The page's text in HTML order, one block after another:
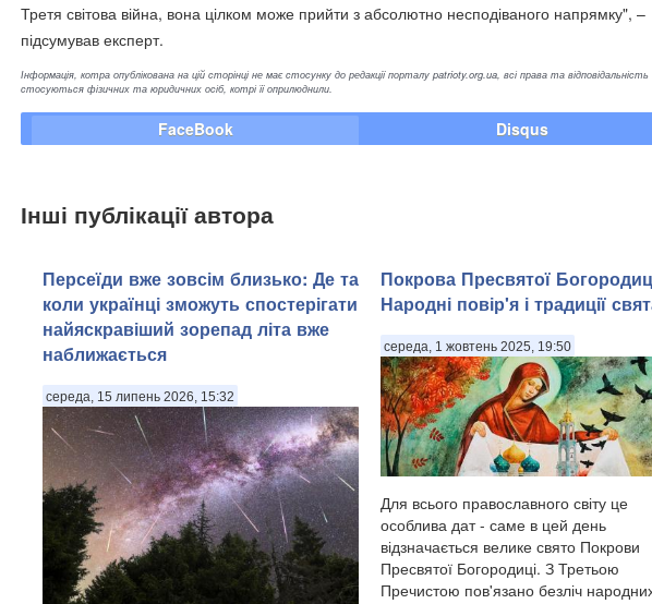
Третя світова війна, вона цілком може прийти з абсолютно несподіваного напрямку", –
підсумував експерт.
Інформація, котра опублікована на цій сторінці не має стосунку до редакції порталу patrioty.org.ua, всі права та відповідальність
стосуються фізичних та юридичних осіб, котрі її оприлюднили.
FaceBook Disqus
Інші публікації автора
Персеїди вже зовсім близько: Де та
коли українці зможуть спостерігати
найяскравіший зорепад літа вже
наближається
середа, 15 липень 2026, 15:32
Покрова Пресвятої
Народні повір'я і традиції
середа, 1 жовтень 2025, 19:50
Для всього православного світу це
особлива дат - саме в цей день
відзначається велике свято Покрови
Пресвятої Богородиці. З Третьою
Пречистою пов'язано безліч